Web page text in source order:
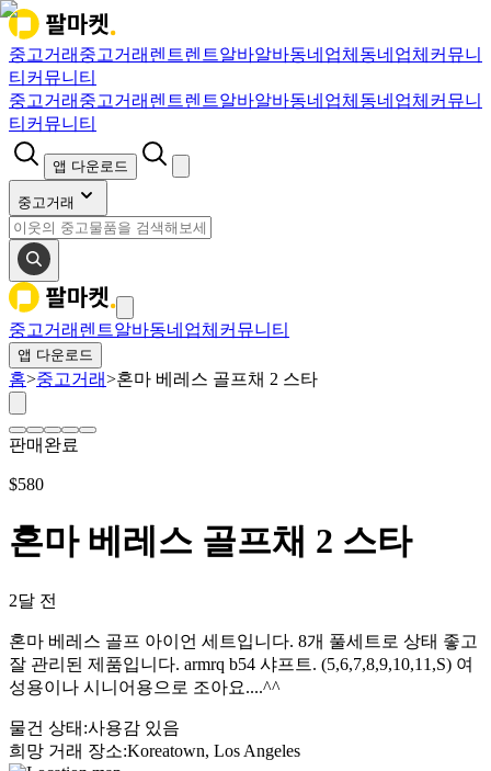
중고거래 중고거래 렌트렌트알바알바동네업체 동네업체 커뮤니
티 커뮤니티
중고거래 중고거래 렌트렌트알바알바동네업체 동네업체 커뮤니
티 커뮤니티
앱 다운로드
중고거래
중고거래 렌트알바동네업체 커뮤니티
앱 다운로드
홈>중고거래>혼마 베레스 골프채 2 스타
판매완료
$580
혼마 베레스 골프채 2 스타
2달 전
혼마 베레스 골프 아이언 세트입니다. 8개 풀세트로 상태 좋고
잘 관리된 제품입니다. armrq b54 샤프트. (5,6,7,8,9,10,11,S) 여
성용이나 시니어용으로 조아요....^^
물건 상태 :사용감 있음
희망 거래 장소:Koreatown, Los Angeles